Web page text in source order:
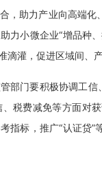
，助力产业向高端
力小微企业“增品种
滴灌，促进区域间、
部门要积极协调工
税费减免等方面对
指标，推广“认证贷